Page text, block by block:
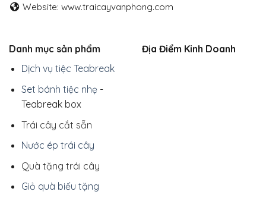
Website: www.traicayvanphong.com
Danh mục sản phẩm
Dịch vụ tiệc Teabreak
Set bánh tiệc nhẹ-
Teabreak box
Trái cây cắt sẵn
Nước ép trái cây
Quà tặng trái cây
Giỏ quà biếu tặng
Địa Điểm Kinh Doanh